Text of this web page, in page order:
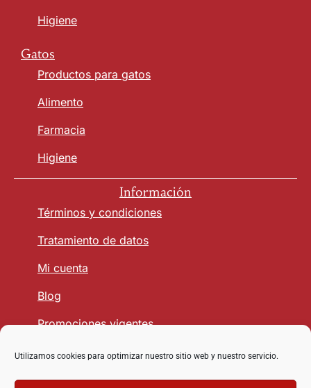
Utilizamos cookies para optimizar nuestro sitio web y nuestro servicio.
Higiene
Gatos
Productos para gatos
Alimento
Farmacia
Higiene
Información
Términos y condiciones
Tratamiento de datos
Mi cuenta
Blog
Promociones vigentes
Seguridad y Confianza